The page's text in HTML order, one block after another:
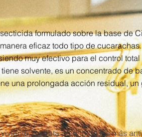
formulado sobre la base de
eficaz todo tipo de
muy efectivo para el control
solvente, es un concentrado de
una prolongada acción residual,
Se trata de uno de los más